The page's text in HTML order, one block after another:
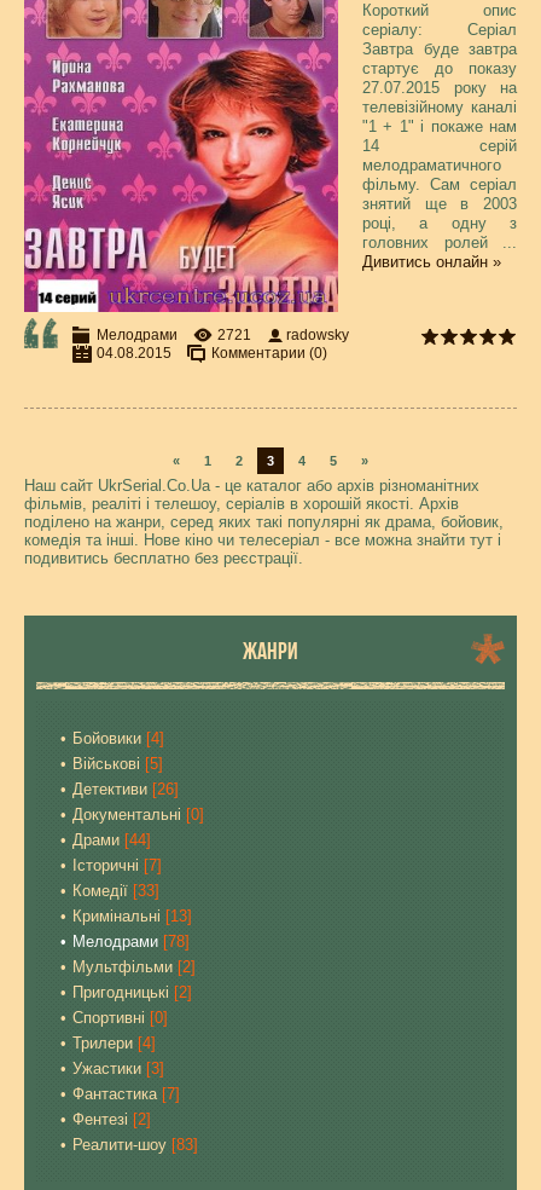
Короткий опис
серіалу: Серіал
Завтра буде завтра
стартує до показу
27.07.2015 року на
телевізійному каналі
"1 + 1" і покаже нам
14 серій
мелодраматичного
фільму. Сам серіал
знятий ще в 2003
році, а одну з
головних ролей ...
Дивитись онлайн »
Мелодрами 2721
radowsky
04.08.2015
Комментарии (0)
« 1 2 3 4 5 »
Наш сайт UkrSerial.Co.Ua - це каталог або архів різноманітних
фільмів, реаліті і телешоу, серіалів в хорошій якості. Архів
поділено на жанри, серед яких такі популярні як драма, бойовик,
комедія та інші. Нове кіно чи телесеріал - все можна знайти тут і
подивитись бесплатно без реєстрації.
ЖАНРИ
Бойовики [4]
Військові [5]
Детективи [26]
Документальні [0]
Драми [44]
Історичні [7]
Комедії [33]
Кримінальні [13]
Мелодрами [78]
Мультфільми [2]
Пригодницькі [2]
Спортивні [0]
Трилери [4]
Ужастики [3]
Фантастика [7]
Фентезі [2]
Реалити-шоу [83]